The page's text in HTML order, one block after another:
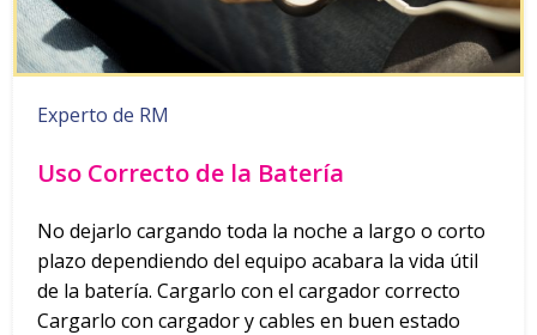
Experto de RM
Uso Correcto de la Batería
No dejarlo cargando toda la noche a largo o corto
plazo dependiendo del equipo acabara la vida útil
de la batería. Cargarlo con el cargador correcto
Cargarlo con cargador y cables en buen estado